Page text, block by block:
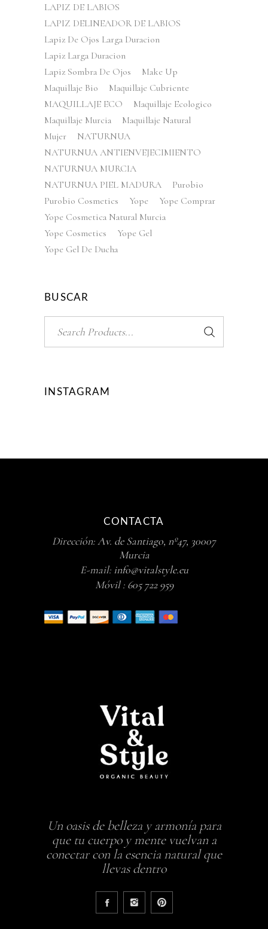
LAPIZ DE LABIOS
LAPIZ DELINEADOR DE LABIOS
Lapiz De Ojos Larga Duracion
Lapiz Larga Duracion
Lapiz Sombra De Ojos
Make Up
Maquillaje Bio
Maquillaje Cubriente
MAQUILLAJE ECO
Maquillaje Ecologico
Maquillaje Murcia
Maquillaje Natural
Mujer
NATURNUA
NATURNUA ANTIENVEJECIMIENTO
NATURNUA MURCIA
NATURNUA PIEL MADURA
Purobio
Purobio Cosmetics
Yope
Yope Comprar
Yope Cosmetica Natural Murcia
Yope Cosmetics
Yope Gel
Yope Gel De Ducha
BUSCAR
INSTAGRAM
CONTACTA
Dirección:Av. de Santiago, nº47, 30007
Murcia
E-mail: info@vitalstyle.eu
Móvil : 605 722 959
Un oasis de belleza y armonía para
que tu cuerpo y mente vuelvan a
conectar con la esencia natural que
llevas dentro